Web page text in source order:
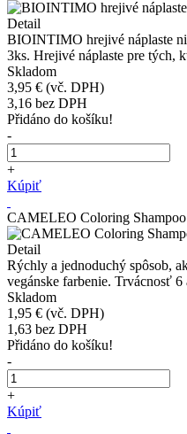
Detail
BIOINTIMO hrejivé náplaste
3ks. Hrejivé náplaste pre tých,
Skladom
3,95 € (vč. DPH)
3,16 bez DPH
Přidáno do košíku!
-
+
Kúpiť
CAMELEO Coloring Shampoo
Detail
Rýchly a jednoduchý spôsob,
vegánske farbenie. Trvácnosť 6
Skladom
1,95 € (vč. DPH)
1,63 bez DPH
Přidáno do košíku!
-
+
Kúpiť